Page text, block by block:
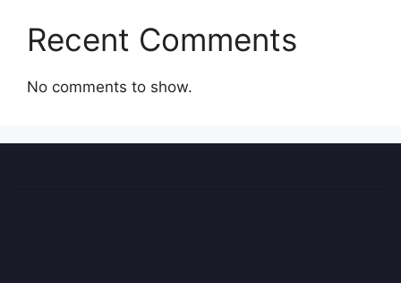
Recent Comments
No comments to show.